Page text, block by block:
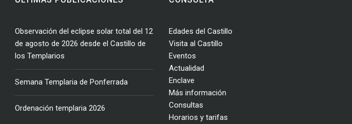
Observación del eclipse solar total del 12
de agosto de 2026 desde el Castillo de
los Templarios
Semana Templaria de Ponferrada
Ordenación templaria 2026
Edades del Castillo
Visita al Castillo
Eventos
Actualidad
Enclave
Más información
Consultas
Horarios y tarifas